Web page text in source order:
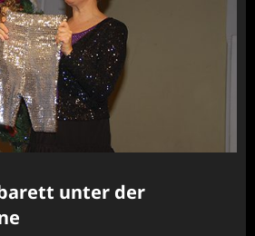
unter der